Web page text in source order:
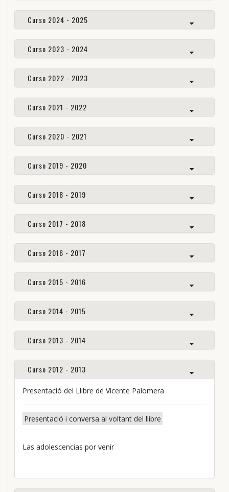
Curso 2024 - 2025
Curso 2023 - 2024
Curso 2022 - 2023
Curso 2021 - 2022
Curso 2020 - 2021
Curso 2019 - 2020
Curso 2018 - 2019
Curso 2017 - 2018
Curso 2016 - 2017
Curso 2015 - 2016
Curso 2014 - 2015
Curso 2013 - 2014
Curso 2012 - 2013
Presentació del Llibre de Vicente Palomera
Presentació i conversa al voltant del llibre
Las adolescencias por venir